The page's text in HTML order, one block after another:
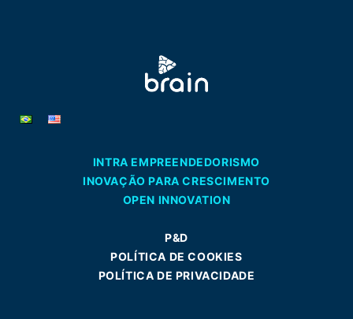
INTRA EMPREENDEDORISMO
INOVAÇÃO PARA CRESCIMENTO
OPEN INNOVATION
P&D
POLÍTICA DE COOKIES
POLÍTICA DE PRIVACIDADE